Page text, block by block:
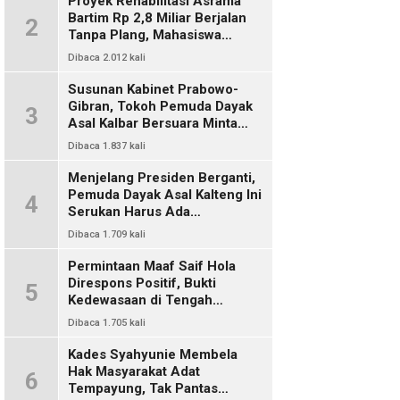
2
Bartim Rp 2,8 Miliar Berjalan
Tanpa Plang, Mahasiswa
Pertanyakan Transparansi
Dibaca 2.012 kali
3
Susunan Kabinet Prabowo-
Gibran, Tokoh Pemuda Dayak
Asal Kalbar Bersuara Minta
Harus Ada Representasi Dari
Dibaca 1.837 kali
4
Menjelang Presiden Berganti,
Pemuda Dayak Asal Kalteng Ini
Serukan Harus Ada
Keterwakilan Bangsa Dayak
Dibaca 1.709 kali
5
Permintaan Maaf Saif Hola
Direspons Positif, Bukti
Kedewasaan di Tengah
Polemik Konten
Dibaca 1.705 kali
6
Kades Syahyunie Membela
Hak Masyarakat Adat
Tempayung, Tak Pantas